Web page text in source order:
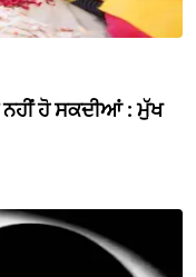
ਨਹੀਂ ਹੋ ਸਕਦੀਆਂ : ਮੁੱਖ